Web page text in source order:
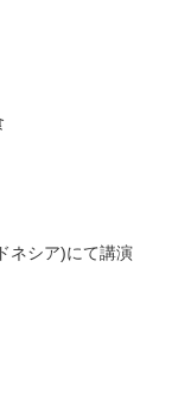
ネシア)にて講演